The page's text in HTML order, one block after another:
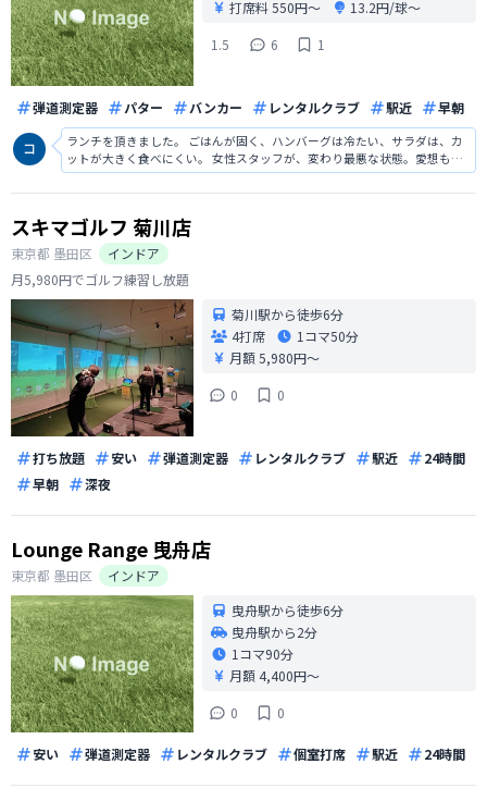
打席料550円〜
13.2円/球〜
1.5
6 1
弾道測定器 パター バンカー レンタルクラブ 駅近 早朝
ランチを頂きました。 ごはんが固く、ハンバーグは冷たい、サラダは、カ
ットが大きく食べにくい。 女性スタッフが、変わり最悪な状態。愛想も悪
い。 前の人は、良い人でした。 当分ランチは、頂きません。 改善して下さ
い。
スキマゴルフ 菊川店
東京都 墨田区
インドア
月5,980円でゴルフ練習し放題
菊川駅から徒歩6分
4打席
1コマ50分
月額 5,980円〜
0
0
打ち放題 安い 弾道測定器 レンタルクラブ 駅近
24時間
早朝
深夜
Lounge Range 曳舟店
東京都 墨田区
インドア
曳舟駅から徒歩6分
曳舟駅から2分
1コマ90分
月額 4,400円〜
0
0
安い 弾道測定器 レンタルクラブ 個室打席 駅近 24時間